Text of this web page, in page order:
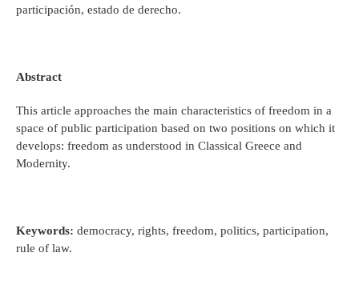
participación, estado de derecho.
Abstract
This article approaches the main characteristics of freedom in a
space of public participation based on two positions on which it
develops: freedom as understood in Classical Greece and
Modernity.
Keywords: democracy, rights, freedom, politics, participation,
rule of law.